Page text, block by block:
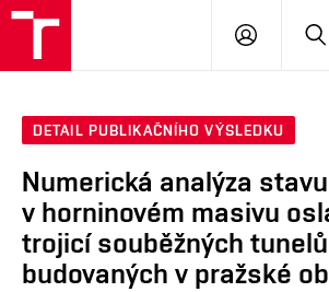
PŘIHLÁSIT
DETAIL PUBLIKAČNÍHO VÝSLEDKU
Numerická analýza
v horninovém masivu
trojicí souběžných tunelů
budovaných v pražské